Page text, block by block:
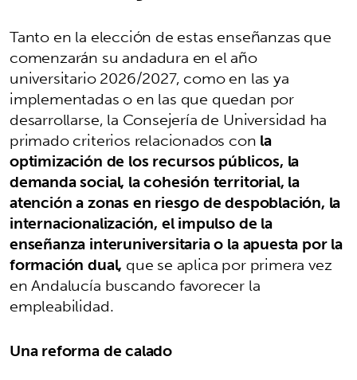
Tanto en la elección de estas enseñanzas que
comenzarán su andadura en el año
universitario 2026/2027, como en las ya
implementadas o en las que quedan por
desarrollarse, la Consejería de Universidad ha
primado criterios relacionados conla
optimización de los recursos públicos, la
demanda social, la cohesión territorial, la
atención a zonas en riesgo de despoblación, la
internacionalización, el impulso de la
enseñanza interuniversitaria o la apuesta por la
formación dual, que se aplica por primera vez
en Andalucía buscando favorecer la
empleabilidad.
Una reforma de calado